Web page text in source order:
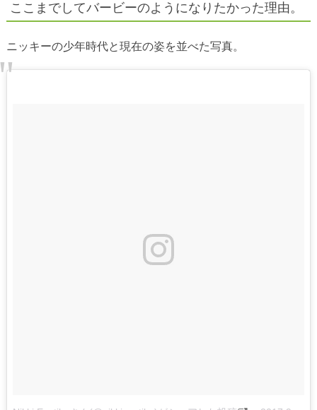
ここまでしてバービーのようになりたかった理由。
ニッキーの少年時代と現在の姿を並べた写真。